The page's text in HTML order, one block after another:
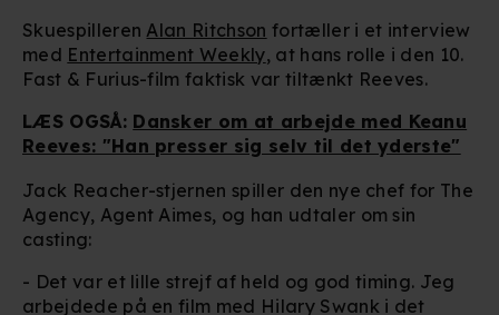
Skuespilleren Alan Ritchson fortæller i et interview
med Entertainment Weekly, at hans rolle i den 10.
Fast & Furius-film faktisk var tiltænkt Reeves.
LÆS OGSÅ: Dansker om at arbejde med Keanu
Reeves: "Han presser sig selv til det yderste"
Jack Reacher-stjernen spiller den nye chef for The
Agency, Agent Aimes, og han udtaler om sin
casting:
- Det var et lille strejf af held og god timing. Jeg
arbejdede på en film med Hilary Swank i det